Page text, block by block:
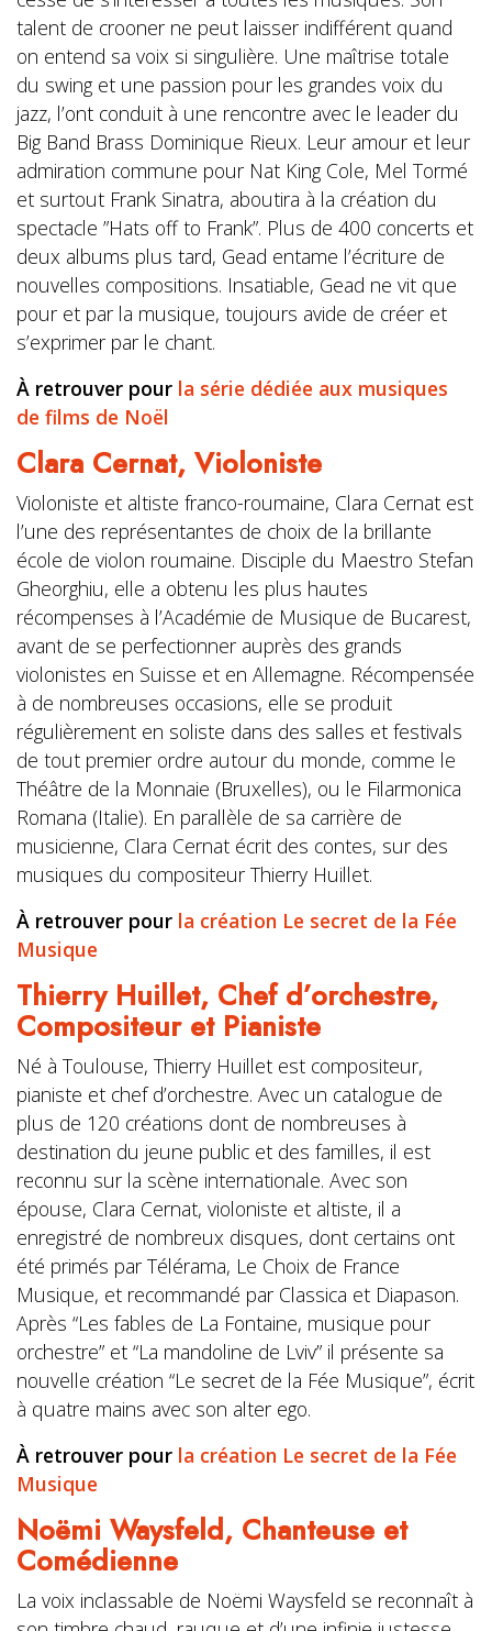
talent de crooner ne peut laisser indifférent quand
on entend sa voix si singulière. Une maîtrise totale
du swing et une passion pour les grandes voix du
jazz, l’ont conduit à une rencontre avec le leader du
Big Band Brass Dominique Rieux. Leur amour et leur
admiration commune pour Nat King Cole, Mel Tormé
et surtout Frank Sinatra, aboutira à la création du
spectacle ”Hats off to Frank”. Plus de 400 concerts et
deux albums plus tard, Gead entame l’écriture de
nouvelles compositions. Insatiable, Gead ne vit que
pour et par la musique, toujours avide de créer et
s’exprimer par le chant.
À retrouver pour la série dédiée aux musiques
de films de Noël
Clara Cernat, Violoniste
Violoniste et altiste franco-roumaine, Clara Cernat est
l’une des représentantes de choix de la brillante
école de violon roumaine. Disciple du Maestro Stefan
Gheorghiu, elle a obtenu les plus hautes
récompenses à l’Académie de Musique de Bucarest,
avant de se perfectionner auprès des grands
violonistes en Suisse et en Allemagne. Récompensée
à de nombreuses occasions, elle se produit
régulièrement en soliste dans des salles et festivals
de tout premier ordre autour du monde, comme le
Théâtre de la Monnaie (Bruxelles), ou le Filarmonica
Romana (Italie). En parallèle de sa carrière de
musicienne, Clara Cernat écrit des contes, sur des
musiques du compositeur Thierry Huillet.
À retrouver pour la création Le secret de la Fée
Musique
Thierry Huillet, Chef d’orchestre,
Compositeur et Pianiste
Né à Toulouse, Thierry Huillet est compositeur,
pianiste et chef d’orchestre. Avec un catalogue de
plus de 120 créations dont de nombreuses à
destination du jeune public et des familles, il est
reconnu sur la scène internationale. Avec son
épouse, Clara Cernat, violoniste et altiste, il a
enregistré de nombreux disques, dont certains ont
été primés par Télérama, Le Choix de France
Musique, et recommandé par Classica et Diapason.
Après “Les fables de La Fontaine, musique pour
orchestre” et “La mandoline de Lviv” il présente sa
nouvelle création “Le secret de la Fée Musique”, écrit
à quatre mains avec son alter ego.
À retrouver pour la création Le secret de la Fée
Musique
Noëmi Waysfeld, Chanteuse et
Comédienne
La voix inclassable de Noëmi Waysfeld se reconnaît à